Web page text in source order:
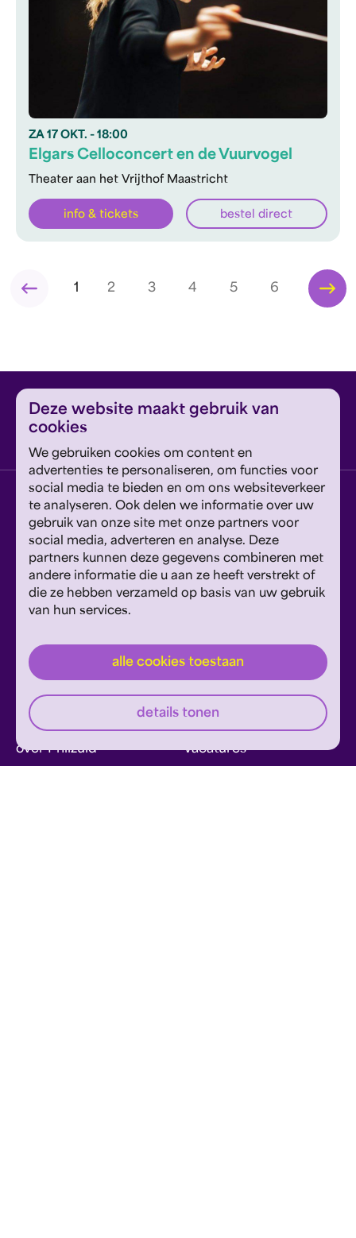
Deze website maakt gebruik van
cookies
We gebruiken cookies om content en
advertenties te personaliseren, om functies voor
social media te bieden en om ons websiteverkeer
te analyseren. Ook delen we informatie over uw
gebruik van onze site met onze partners voor
social media, adverteren en analyse. Deze
partners kunnen deze gegevens combineren met
andere informatie die u aan ze heeft verstrekt of
die ze hebben verzameld op basis van uw gebruik
van hun services.
alle cookies toestaan
details tonen
ZA 17 OKT. - 18:00
Theater aan het Vrijthof Maastricht
Elgars Celloconcert en de Vuurvogel
info & tickets bestel direct
1 2 3 4 5 6
Vestiging Eindhoven
Jan van Lieshoutstraat 5, 5611 EE Eindhoven
Vestiging Maastricht
Sint Theresiaplein 11, 6213 CG Maastricht
info@philzuid.nl
over Philzuid vacatures